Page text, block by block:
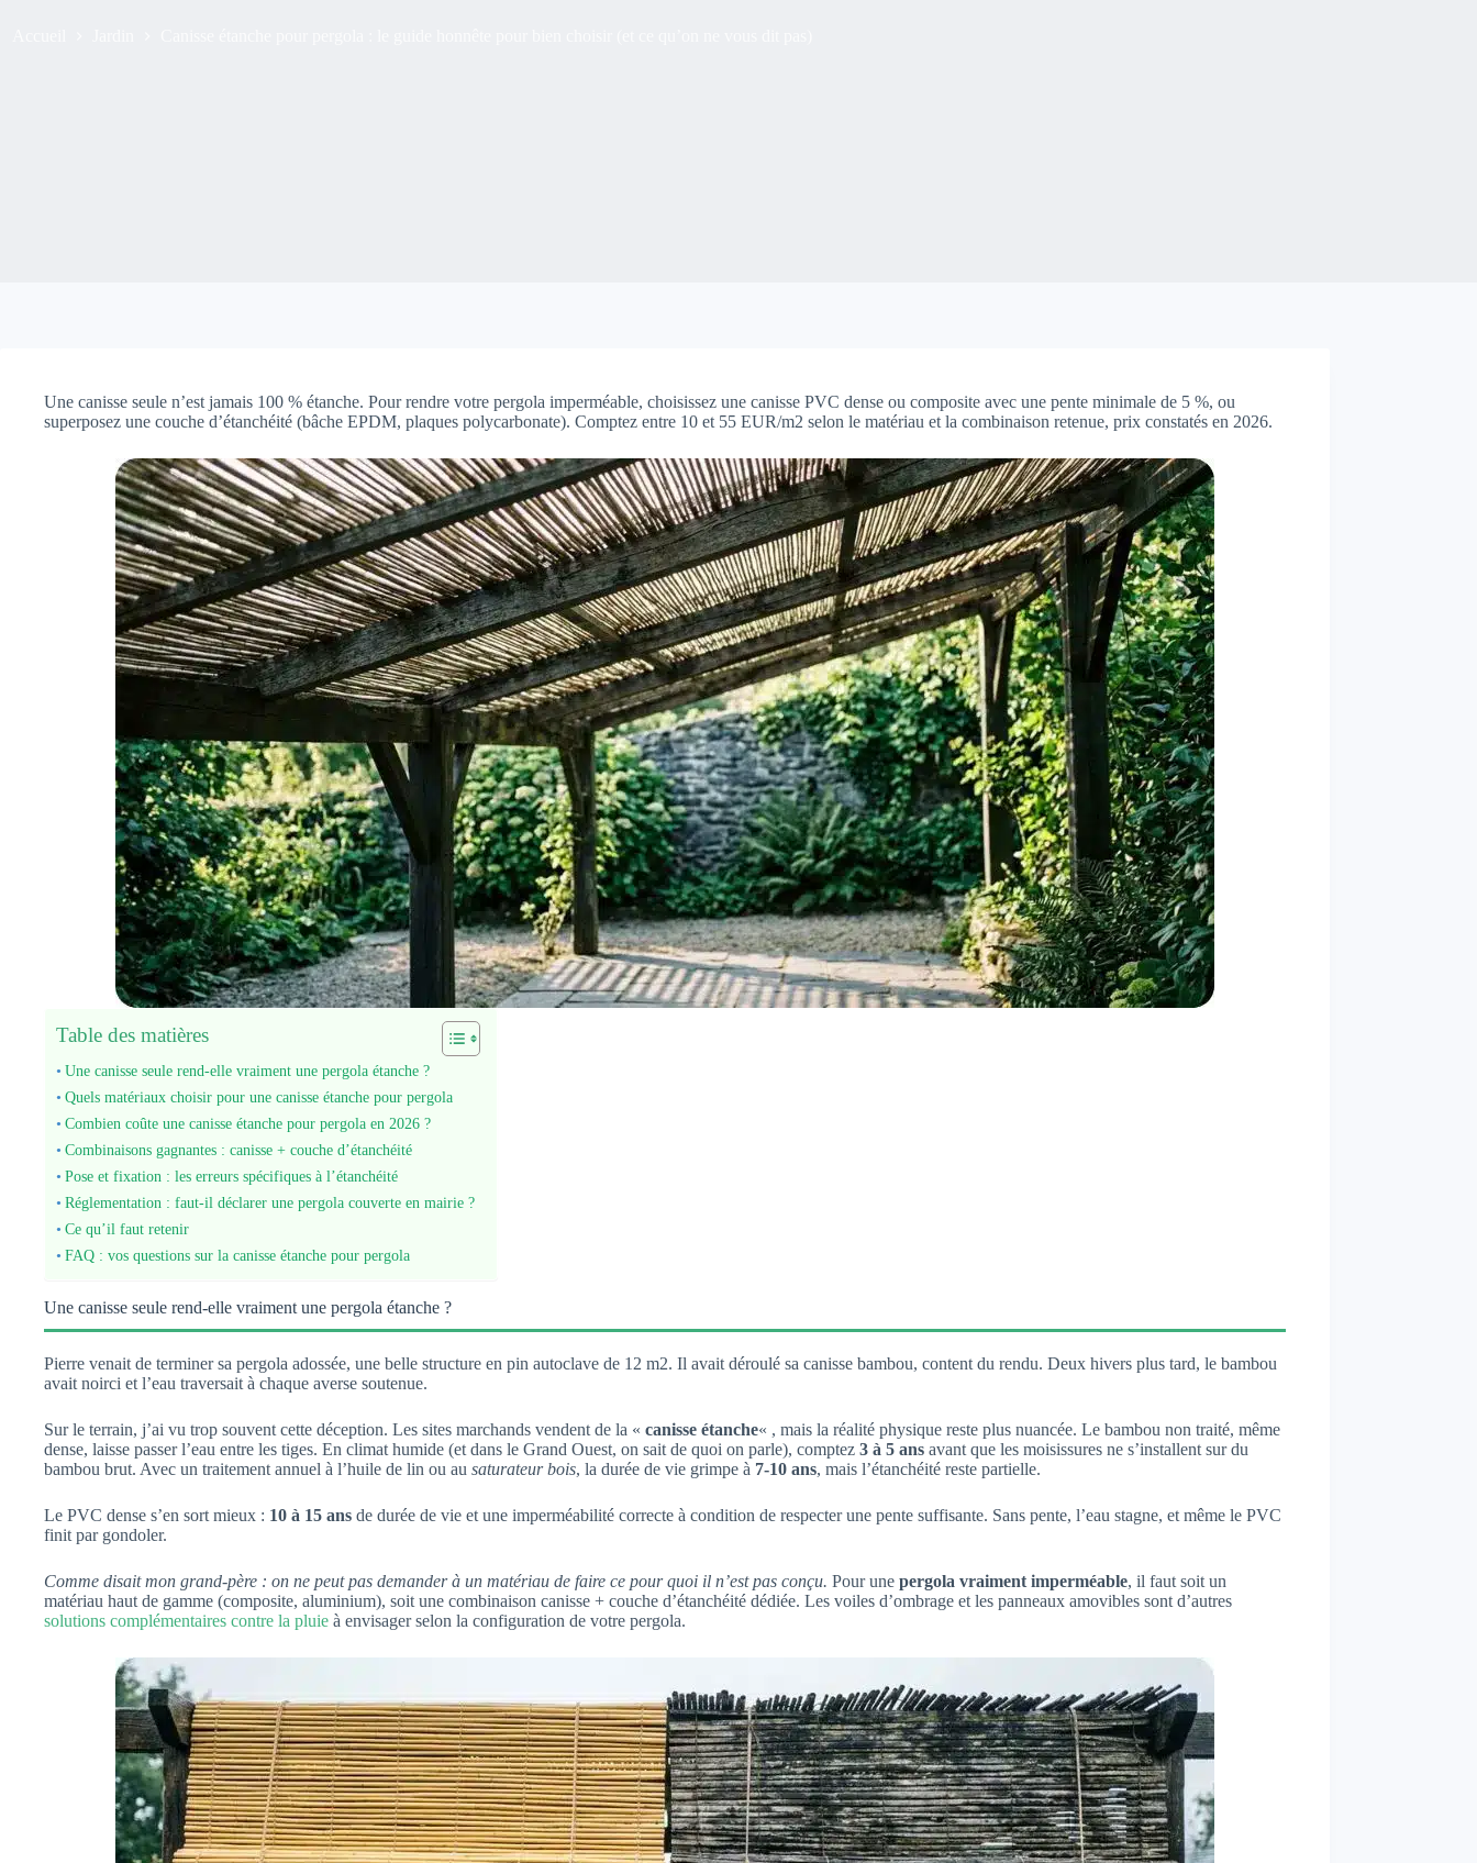
Une canisse seule n’est jamais 100 % étanche. Pour rendre votre pergola imperméable, choisissez une canisse PVC dense ou composite avec une pente minimale de 5 %, ou
superposez une couche d’étanchéité (bâche EPDM, plaques polycarbonate). Comptez entre 10 et 55 EUR/m2 selon le matériau et la combinaison retenue, prix constatés en 2026.
Table des matières
Une canisse seule rend-elle vraiment une pergola étanche ?
Quels matériaux choisir pour une canisse étanche pour pergola
Combien coûte une canisse étanche pour pergola en 2026 ?
Combinaisons gagnantes : canisse + couche d’étanchéité
Pose et fixation : les erreurs spécifiques à l’étanchéité
Réglementation : faut-il déclarer une pergola couverte en mairie ?
Ce qu’il faut retenir
FAQ : vos questions sur la canisse étanche pour pergola
Une canisse seule rend-elle vraiment une pergola étanche ?
Pierre venait de terminer sa pergola adossée, une belle structure en pin autoclave de 12 m2. Il avait déroulé sa canisse bambou, content du rendu. Deux hivers plus tard, le bambou
avait noirci et l’eau traversait à chaque averse soutenue.
Sur le terrain, j’ai vu trop souvent cette déception. Les sites marchands vendent de la « canisse étanche« , mais la réalité physique reste plus nuancée. Le bambou non traité, même
dense, laisse passer l’eau entre les tiges. En climat humide (et dans le Grand Ouest, on sait de quoi on parle), comptez 3 à 5 ans avant que les moisissures ne s’installent sur du
bambou brut. Avec un traitement annuel à l’huile de lin ou au saturateur bois, la durée de vie grimpe à 7-10 ans, mais l’étanchéité reste partielle.
Le PVC dense s’en sort mieux : 10 à 15 ans de durée de vie et une imperméabilité correcte à condition de respecter une pente suffisante. Sans pente, l’eau stagne, et même le PVC
finit par gondoler.
Comme disait mon grand-père : on ne peut pas demander à un matériau de faire ce pour quoi il n’est pas conçu. Pour une pergola vraiment imperméable, il faut soit un
matériau haut de gamme (composite, aluminium), soit une combinaison canisse + couche d’étanchéité dédiée. Les voiles d’ombrage et les panneaux amovibles sont d’autres
solutions complémentaires contre la pluie à envisager selon la configuration de votre pergola.